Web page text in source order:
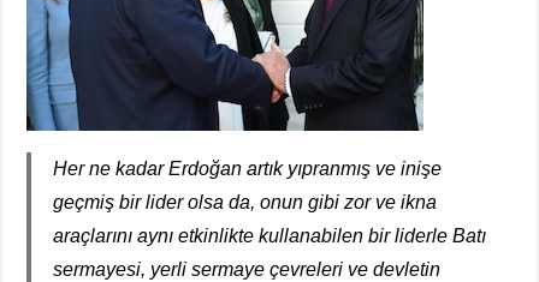
Her ne kadar Erdoğan artık yıpranmış ve inişe
geçmiş bir lider olsa da, onun gibi zor ve ikna
araçlarını aynı etkinlikte kullanabilen bir liderle Batı
sermayesi, yerli sermaye çevreleri ve devletin